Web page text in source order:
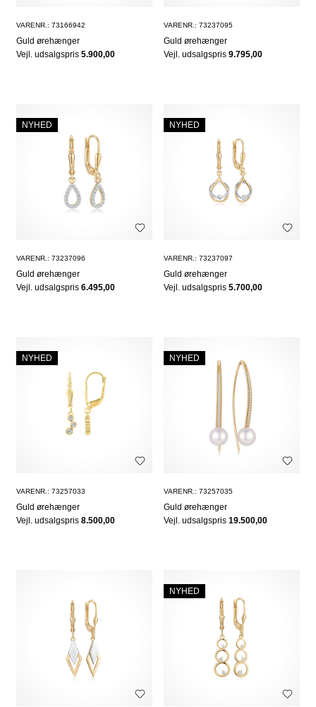
VARENR.: 73166942
Guld ørehænger
Vejl. udsalgspris 5.900,00
VARENR.: 73237095
Guld ørehænger
Vejl. udsalgspris9.795,00
NYHED
VARENR.: 73237096
Guld ørehænger
Vejl. udsalgspris 6.495,00
NYHED
VARENR.: 73237097
Guld ørehænger
Vejl. udsalgspris5.700,00
NYHED
VARENR.: 73257033
Guld ørehænger
Vejl. udsalgspris 8.500,00
NYHED
VARENR.: 73257035
Guld ørehænger
Vejl. udsalgspris19.500,00
NYHED